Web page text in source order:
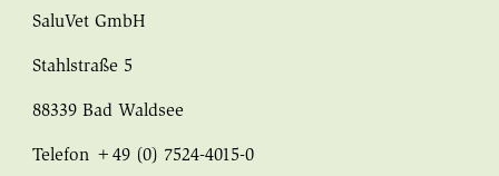
SaluVet GmbH
Stahlstraße 5
88339 Bad Waldsee
Telefon +49 (0) 7524-4015-0